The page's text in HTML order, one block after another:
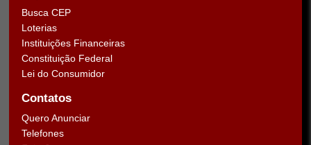
Busca CEP
Loterias
Instituições Financeiras
Constituição Federal
Lei do Consumidor
Contatos
Quero Anunciar
Telefones